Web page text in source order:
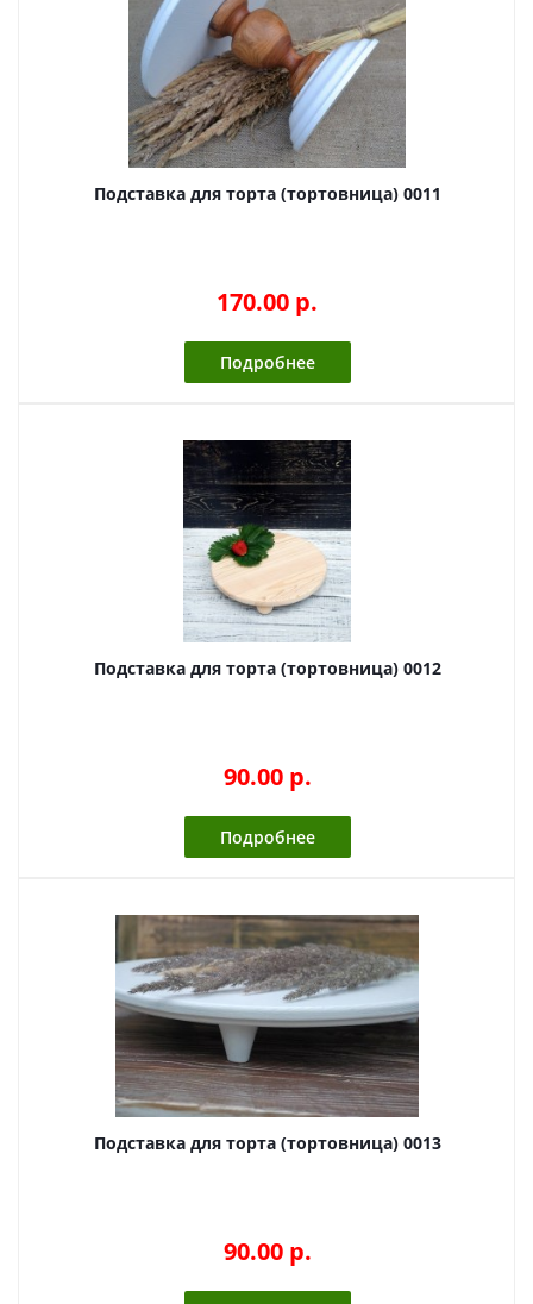
Подставка для торта (тортовница) 0011
170.00 p.
Подробнее
Подставка для торта (тортовница) 0012
90.00 p.
Подробнее
Подставка для торта (тортовница) 0013
90.00 p.